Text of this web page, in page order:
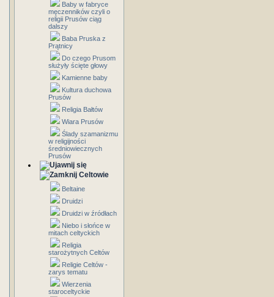
Baby w fabryce
męczenników czyli o
religii Prusów ciąg
dalszy
Baba Pruska z
Prątnicy
Do czego Prusom
służyły ścięte głowy
Kamienne baby
Kultura duchowa
Prusów
Religia Bałtów
Wiara Prusów
Ślady szamanizmu
w religijności
średniowiecznych
Prusów
Celtowie
Beltaine
Druidzi
Druidzi w źródłach
Niebo i słońce w
mitach celtyckich
Religia
starożytnych Celtów
Religie Celtów -
zarys tematu
Wierzenia
staroceltyckie